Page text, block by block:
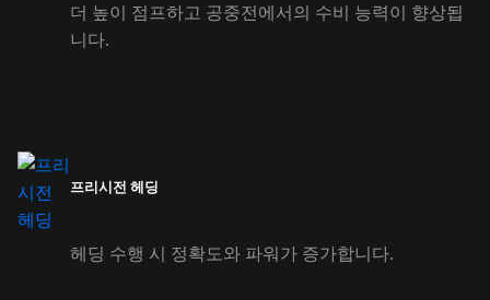
더 높이 점프하고 공중전에서의 수비 능력이 향상됩
니다.
프리시전 헤딩
헤딩 수행 시 정확도와 파워가 증가합니다.